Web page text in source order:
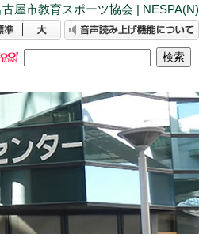
屋市教育スポーツ協会 | NESPA(N)